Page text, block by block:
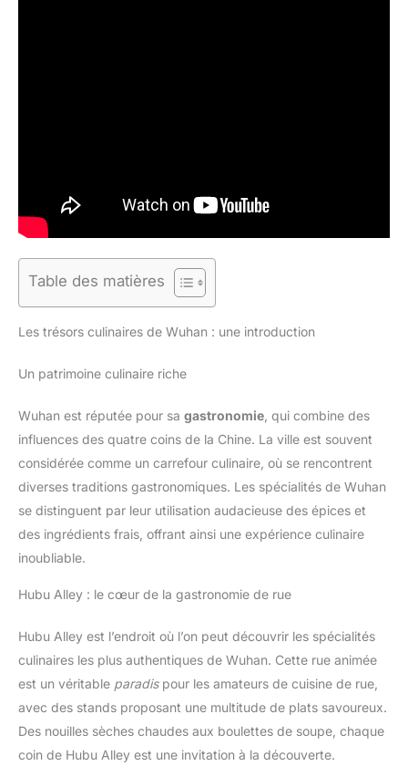
Table des matières
Les trésors culinaires de Wuhan : une introduction
Un patrimoine culinaire riche
Wuhan est réputée pour sa gastronomie , qui combine des
influences des quatre coins de la Chine. La ville est souvent
considérée comme un carrefour culinaire, où se rencontrent
diverses traditions gastronomiques. Les spécialités de Wuhan
se distinguent par leur utilisation audacieuse des épices et
des ingrédients frais, offrant ainsi une expérience culinaire
inoubliable.
Hubu Alley : le cœur de la gastronomie de rue
Hubu Alley est l’endroit où l’on peut découvrir les spécialités
culinaires les plus authentiques de Wuhan. Cette rue animée
est un véritable paradispour les amateurs de cuisine de rue,
avec des stands proposant une multitude de plats savoureux.
Des nouilles sèches chaudes aux boulettes de soupe, chaque
coin de Hubu Alley est une invitation à la découverte.